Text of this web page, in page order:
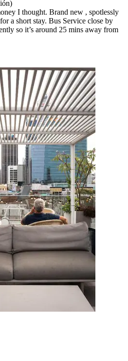
I thought. Brand new , spotlessly
a short stay. Bus Service close by
so it’s around 25 mins away from